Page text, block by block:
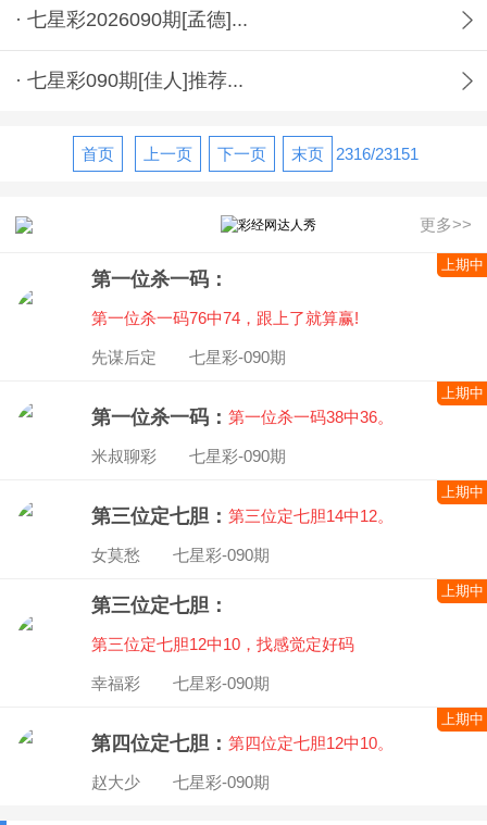
· 七星彩2026090期[孟德]...
· 七星彩090期[佳人]推荐...
首页 上一页 下一页 末页 2316/23151
更多>>
第一位杀一码：
第一位杀一码76中74，跟上了就算赢!
先谋后定 七星彩-090期
上期中
第一位杀一码： 第一位杀一码38中36。
米叔聊彩 七星彩-090期
上期中
第三位定七胆： 第三位定七胆14中12。
女莫愁 七星彩-090期
上期中
第三位定七胆：
第三位定七胆12中10，找感觉定好码
幸福彩 七星彩-090期
上期中
第四位定七胆： 第四位定七胆12中10。
赵大少 七星彩-090期
上期中